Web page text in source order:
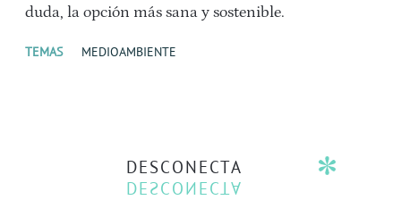
duda, la opción más sana y sostenible.
TEMAS MEDIOAMBIENTE
DESCONECTA